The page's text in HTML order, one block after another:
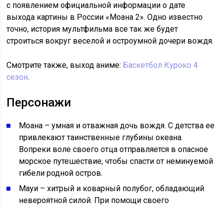
с появлением официальной информации о дате
выхода картины в России «Моана 2». Одно известно
точно, история мультфильма все так же будет
строиться вокруг веселой и остроумной дочери вождя.
Смотрите также, выход аниме: Баскетбол Куроко 4
сезон.
Персонажи
Моана – умная и отважная дочь вождя. С детства ее
привлекают таинственные глубины океана.
Вопреки воле своего отца отправляется в опасное
морское путешествие, чтобы спасти от неминуемой
гибели родной остров.
Мауи – хитрый и коварный полубог, обладающий
невероятной силой. При помощи своего